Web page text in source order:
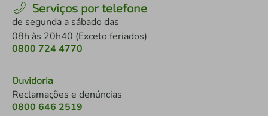
Serviços por telefone
de segunda a sábado das
08h às 20h40 (Exceto feriados)
0800 724 4770
Ouvidoria
Reclamações e denúncias
0800 646 2519